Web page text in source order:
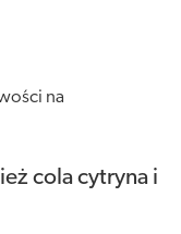
na
cola cytryna i